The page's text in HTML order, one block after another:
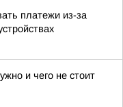
платежи из-за
и чего не стоит